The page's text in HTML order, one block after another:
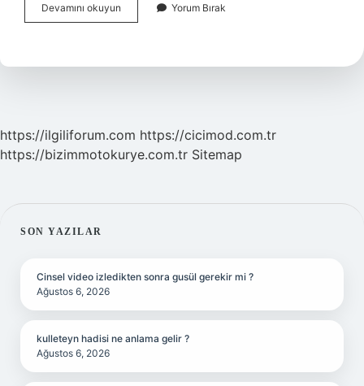
Devamını okuyun
Fazla
Altın
Yorum Bırak
https://ilgiliforum.com https://cicimod.com.tr
https://bizimmotokurye.com.tr Sitemap
SIDEBAR
SON YAZILAR
Cinsel video izledikten sonra gusül gerekir mi ?
Ağustos 6, 2026
kulleteyn hadisi ne anlama gelir ?
Ağustos 6, 2026